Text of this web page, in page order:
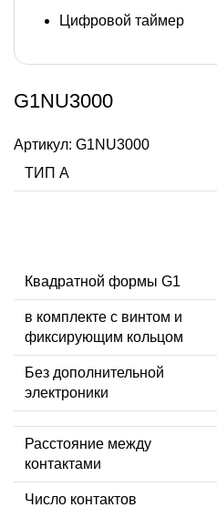
Цифровой таймер
G1NU3000
Артикул: G1NU3000
ТИП А
Квадратной формы G1
в комплекте с винтом и
фиксирующим кольцом
Без дополнительной
электроники
Расстояние между
контактами
Число контактов